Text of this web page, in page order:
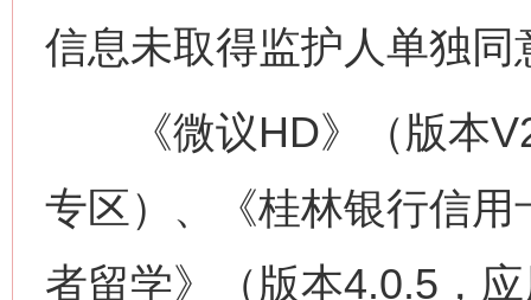
信息未取得监护人单独
《微议HD》（版本
专区）、《桂林银行信
者留学》（版本4.0.5，